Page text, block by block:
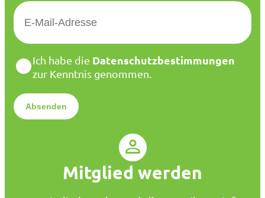
E
M
*
D
a
e
n
Ich habe die Datenschutzbestimmungen
zur Kenntnis genommen.
Mitglied werden